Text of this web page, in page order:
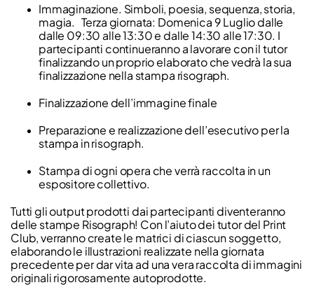
Immaginazione. Simboli, poesia, sequenza, storia,
magia. Terza giornata: Domenica 9 Luglio dalle
dalle 09:30 alle 13:30 e dalle 14:30 alle 17:30. I
partecipanti continueranno a lavorare con il tutor
finalizzando un proprio elaborato che vedrà la sua
finalizzazione nella stampa risograph.
Finalizzazione dell’immagine finale
Preparazione e realizzazione dell’esecutivo per la
stampa in risograph.
Stampa di ogni opera che verrà raccolta in un
espositore collettivo.
Tutti gli output prodotti dai partecipanti diventeranno
delle stampe Risograph! Con l’aiuto dei tutor del Print
Club, verranno create le matrici di ciascun soggetto,
elaborando le illustrazioni realizzate nella giornata
precedente per dar vita ad una vera raccolta di immagini
originali rigorosamente autoprodotte.